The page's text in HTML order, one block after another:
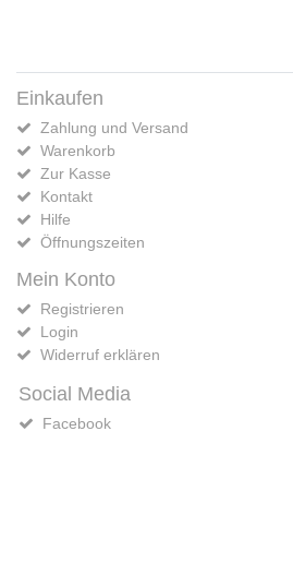
Einkaufen
Zahlung und Versand
Warenkorb
Zur Kasse
Kontakt
Hilfe
Öffnungszeiten
Mein Konto
Registrieren
Login
Widerruf erklären
Social Media
Facebook